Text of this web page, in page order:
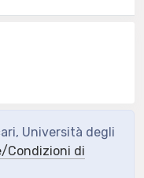
Università degli
Condizioni di